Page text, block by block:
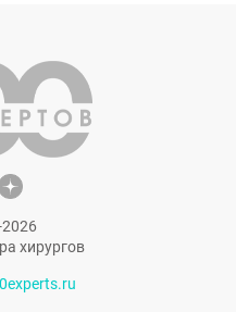
на 40 и
Молодильные
хирургия или
к косметологам
хирургов